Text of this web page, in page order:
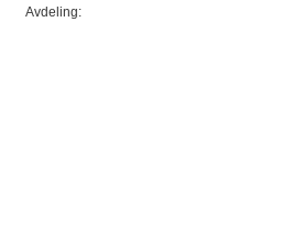
Avdeling: